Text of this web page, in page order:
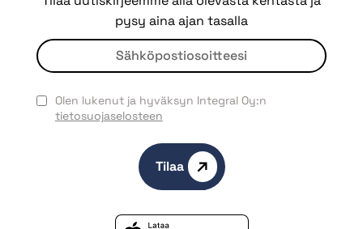
pysy aina ajan tasalla
Olen lukenut ja hyväksyn Integral Oy:n
tietosuojaselosteen
Tilaa